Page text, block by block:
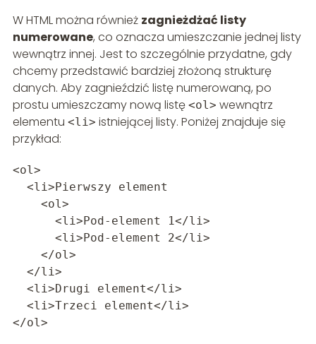
W HTML można również zagnieżdżać listy
numerowane, co oznacza umieszczanie jednej listy
wewnątrz innej. Jest to szczególnie przydatne, gdy
chcemy przedstawić bardziej złożoną strukturę
danych. Aby zagnieździć listę numerowaną, po
prostu umieszczamy nową listę <ol> wewnątrz
elementu <li> istniejącej listy. Poniżej znajduje się
przykład:
<ol>
<li>Pierwszy element
<ol>
<li>Pod-element 1</li>
<li>Pod-element 2</li>
</ol>
</li>
<li>Drugi element</li>
<li>Trzeci element</li>
</ol>